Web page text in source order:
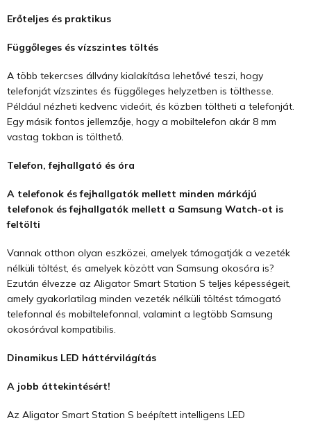
Erőteljes és praktikus
Függőleges és vízszintes töltés
A több tekercses állvány kialakítása lehetővé teszi, hogy
telefonját vízszintes és függőleges helyzetben is tölthesse.
Például nézheti kedvenc videóit, és közben töltheti a telefonját.
Egy másik fontos jellemzője, hogy a mobiltelefon akár 8 mm
vastag tokban is tölthető.
Telefon, fejhallgató és óra
A telefonok és fejhallgatók mellett minden márkájú
telefonok és fejhallgatók mellett a Samsung Watch-ot is
feltölti
Vannak otthon olyan eszközei, amelyek támogatják a vezeték
nélküli töltést, és amelyek között van Samsung okosóra is?
Ezután élvezze az Aligator Smart Station S teljes képességeit,
amely gyakorlatilag minden vezeték nélküli töltést támogató
telefonnal és mobiltelefonnal, valamint a legtöbb Samsung
okosórával kompatibilis.
Dinamikus LED háttérvilágítás
A jobb áttekintésért!
Az Aligator Smart Station S beépített intelligens LED